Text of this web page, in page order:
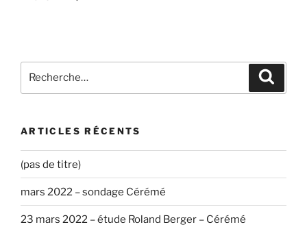
pour
ARTICLES RÉCENTS
(pas de titre)
mars 2022 – sondage Cérémé
23 mars 2022 – étude Roland Berger – Cérémé